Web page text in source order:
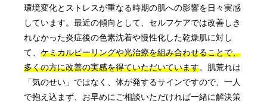
環境変化とストレスが重なる時期の肌への影響を日々実感
しています。最近の傾向として、セルフケアでは改善しき
れなかった炎症後の色素沈着や慢性化した乾燥肌に対し
て、 ケミカルピーリングや光治療を組み合わせることで、
多くの方に改善の実感を得ていただいています。肌荒れは
「気のせい」ではなく、体が発するサインですので、一人
で抱え込まず、お早めにご相談いただければ一緒に解決策